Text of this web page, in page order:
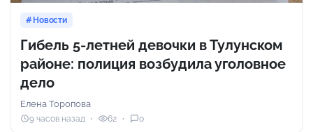
Новости
Гибель 5-летней девочки в Тулунском
районе: полиция возбудила уголовное
дело
Елена Торопова
9 часов назад 62 0